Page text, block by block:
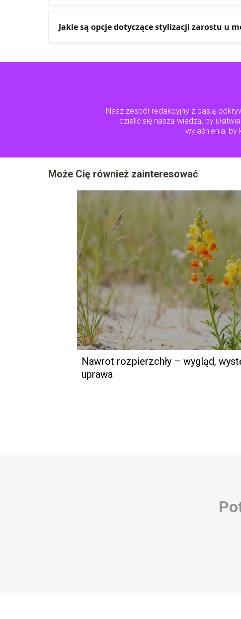
Jakie są opcje dotyczące stylizacji zarostu u
Nasz zespół redakcyjny z pasją
dzielić się naszą wiedzą, by
wyjaśnienia,
Może Cię również zainteresować
Nawrot rozpierzchły – wygląd,
uprawa